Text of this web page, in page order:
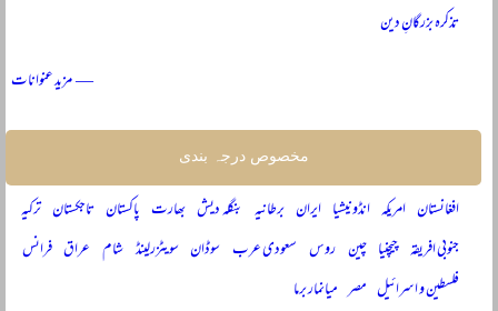
تذکرہ بزرگانِ دین
— مزید عنوانات
مخصوص درجہ بندی
افغانستان امریکہ انڈونیشیا ایران برطانیہ بنگلہ دیش بھارت پاکستان تاجکستان ترکیہ
جنوبی افریقہ چیچنیا چین روس سعودی عرب سوڈان سویٹزرلینڈ شام عراق فرانس
فلسطین و اسرائیل مصر میانمار برما